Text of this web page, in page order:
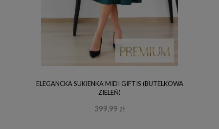
ELEGANCKA SUKIENKA MIDI GIFTIS (BUTELKOWA
ZIELEŃ)
399,99 zł